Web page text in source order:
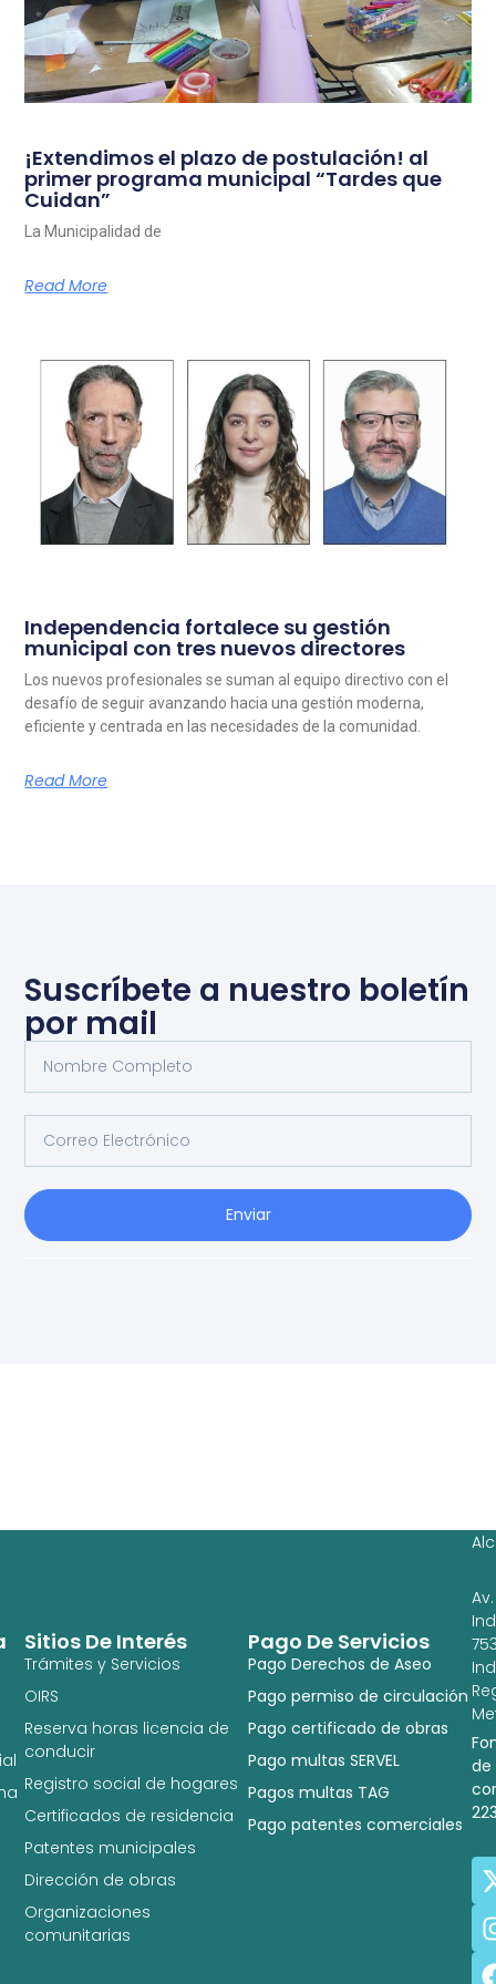
¡Extendimos el plazo de postulación! al
primer programa municipal “Tardes que
Cuidan”
La Municipalidad de
Read More
Independencia fortalece su gestión
municipal con tres nuevos directores
Los nuevos profesionales se suman al equipo directivo con el
desafío de seguir avanzando hacia una gestión moderna,
eficiente y centrada en las necesidades de la comunidad.
Read More
Suscríbete a nuestro boletín
por mail
Enviar
Pago De Servicios
Pago Derechos de Aseo
Pago permiso de circulación
Pago certificado de obras
Pago multas SERVEL
Pagos multas TAG
Pago patentes comerciales
Sitios De Interés
Trámites y Servicios
OIRS
Reserva horas licencia de
conducir
Registro social de hogares
Certificados de residencia
Patentes municipales
Dirección de obras
Organizaciones
comunitarias
Av.
de